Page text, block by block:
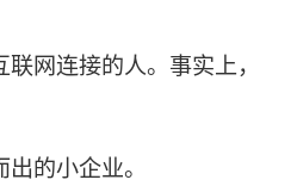
网连接的人。事实上，
的小企业。